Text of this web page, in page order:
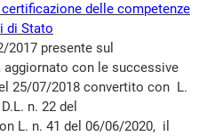
delle competenze
di Stato
2017 presente sul
con le successive
25/07/2018 convertito con L.
l D.L. n. 22 del
L. n. 41 del 06/06/2020, il